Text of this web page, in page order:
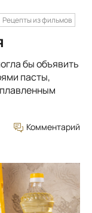
Рецепты из фильмов
бы объявить
пасты,
Комментарий